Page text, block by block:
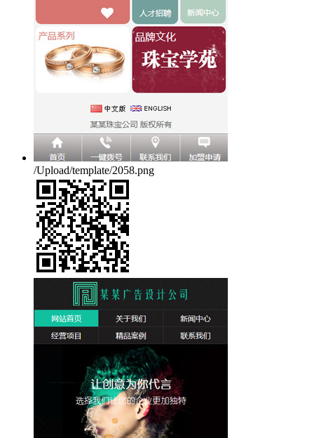
/Upload/template/2058.png